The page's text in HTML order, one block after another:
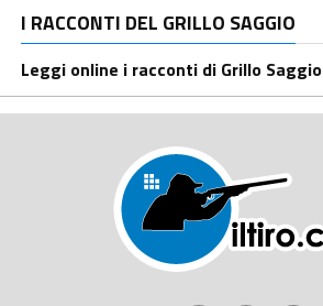
I RACCONTI DEL GRILLO SAGGIO
Leggi online i racconti di Grillo Saggio